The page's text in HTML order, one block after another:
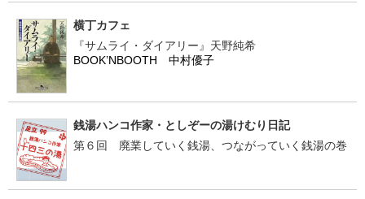
横丁カフェ
『サムライ・ダイアリー』天野純希
BOOK’NBOOTH 中村優子
銭湯ハンコ作家・としぞーの湯けむり日記
第６回 廃業していく銭湯、つながっていく銭湯の巻